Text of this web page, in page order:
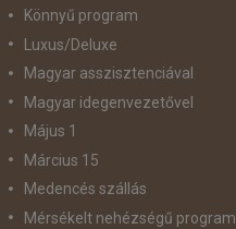
Könnyű program
Luxus/Deluxe
Magyar asszisztenciával
Magyar idegenvezetővel
Május 1
Március 15
Medencés szállás
Mérsékelt nehézségű program